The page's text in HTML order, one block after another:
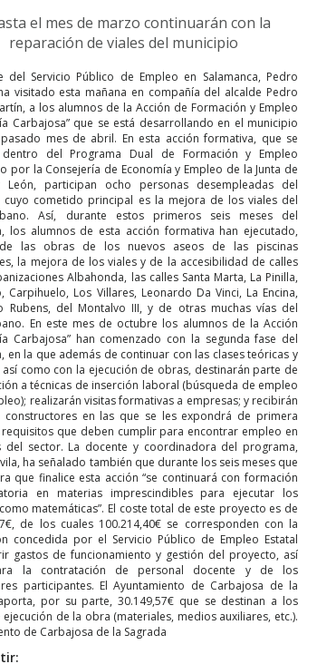
el mes de marzo continuarán con la
reparación de viales del municipio
del Servicio Público de Empleo en Salamanca, Pedro
visitado esta mañana en compañía del alcalde Pedro
a los alumnos de la Acción de Formación y Empleo
Carbajosa” que se está desarrollando en el municipio
mes de abril. En esta acción formativa, que se
dentro del Programa Dual de Formación y Empleo
por la Consejería de Economía y Empleo de la Junta de
León, participan ocho personas desempleadas del
cuyo cometido principal es la mejora de los viales del
Así, durante estos primeros seis meses del
los alumnos de esta acción formativa han ejecutado,
las obras de los nuevos aseos de las piscinas
la mejora de los viales y de la accesibilidad de calles
Albahonda, las calles Santa Marta, La Pinilla,
Carpihuelo, Los Villares, Leonardo Da Vinci, La Encina,
Rubens, del Montalvo III, y de otras muchas vías del
En este mes de octubre los alumnos de la Acción
Carbajosa” han comenzado con la segunda fase del
en la que además de continuar con las clases teóricas y
así como con la ejecución de obras, destinarán parte de
a técnicas de inserción laboral (búsqueda de empleo
realizarán visitas formativas a empresas; y recibirán
constructores en las que se les expondrá de primera
que deben cumplir para encontrar empleo en
del sector. La docente y coordinadora del programa,
ha señalado también que durante los seis meses que
que finalice esta acción “se continuará con formación
en materias imprescindibles para ejecutar los
matemáticas”. El coste total de este proyecto es de
de los cuales 100.214,40€ se corresponden con la
concedida por el Servicio Público de Empleo Estatal
gastos de funcionamiento y gestión del proyecto, así
la contratación de personal docente y de los
participantes. El Ayuntamiento de Carbajosa de la
por su parte, 30.149,57€ que se destinan a los
ejecución de la obra (materiales, medios auxiliares, etc.).
de Carbajosa de la Sagrada